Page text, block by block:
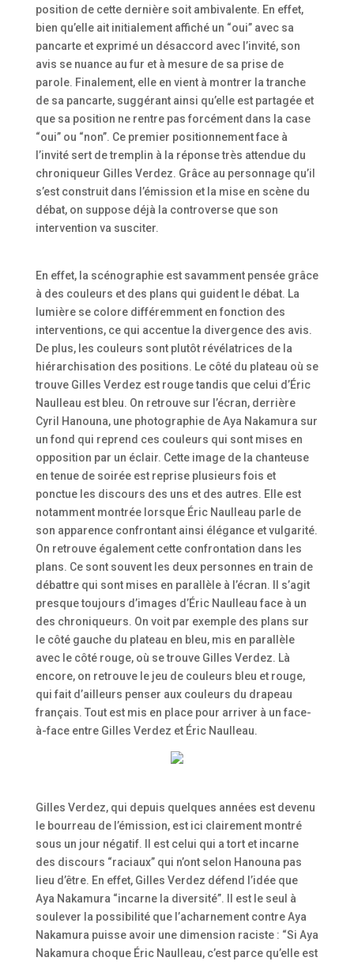
position de cette dernière soit ambivalente. En effet,
bien qu’elle ait initialement affiché un “oui” avec sa
pancarte et exprimé un désaccord avec l’invité, son
avis se nuance au fur et à mesure de sa prise de
parole. Finalement, elle en vient à montrer la tranche
de sa pancarte, suggérant ainsi qu’elle est partagée et
que sa position ne rentre pas forcément dans la case
“oui” ou “non”. Ce premier positionnement face à
l’invité sert de tremplin à la réponse très attendue du
chroniqueur Gilles Verdez. Grâce au personnage qu’il
s’est construit dans l’émission et la mise en scène du
débat, on suppose déjà la controverse que son
intervention va susciter.
En effet, la scénographie est savamment pensée grâce
à des couleurs et des plans qui guident le débat. La
lumière se colore différemment en fonction des
interventions, ce qui accentue la divergence des avis.
De plus, les couleurs sont plutôt révélatrices de la
hiérarchisation des positions. Le côté du plateau où se
trouve Gilles Verdez est rouge tandis que celui d’Éric
Naulleau est bleu. On retrouve sur l’écran, derrière
Cyril Hanouna, une photographie de Aya Nakamura sur
un fond qui reprend ces couleurs qui sont mises en
opposition par un éclair. Cette image de la chanteuse
en tenue de soirée est reprise plusieurs fois et
ponctue les discours des uns et des autres. Elle est
notamment montrée lorsque Éric Naulleau parle de
son apparence confrontant ainsi élégance et vulgarité.
On retrouve également cette confrontation dans les
plans. Ce sont souvent les deux personnes en train de
débattre qui sont mises en parallèle à l’écran. Il s’agit
presque toujours d’images d’Éric Naulleau face à un
des chroniqueurs. On voit par exemple des plans sur
le côté gauche du plateau en bleu, mis en parallèle
avec le côté rouge, où se trouve Gilles Verdez. Là
encore, on retrouve le jeu de couleurs bleu et rouge,
qui fait d’ailleurs penser aux couleurs du drapeau
français. Tout est mis en place pour arriver à un face-
à-face entre Gilles Verdez et Éric Naulleau.
Gilles Verdez, qui depuis quelques années est devenu
le bourreau de l’émission, est ici clairement montré
sous un jour négatif. Il est celui qui a tort et incarne
des discours “raciaux” qui n’ont selon Hanouna pas
lieu d’être. En effet, Gilles Verdez défend l’idée que
Aya Nakamura “incarne la diversité”. Il est le seul à
soulever la possibilité que l’acharnement contre Aya
Nakamura puisse avoir une dimension raciste : “Si Aya
Nakamura choque Éric Naulleau, c’est parce qu’elle est